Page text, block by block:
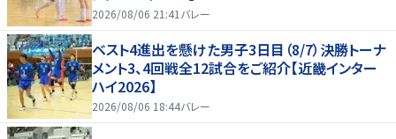
2026/08/06 21:41 バレー
ベスト4進出を懸けた男子3日目（8/7）決勝トーナ
メント3、4回戦全12試合をご紹介【近畿インター
ハイ2026】
2026/08/06 18:44バレー